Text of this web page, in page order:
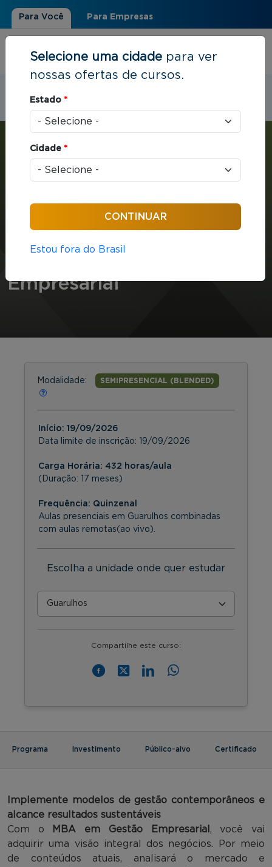
Para Você Para Empresas
Estudar em:Guarulhos, SP
Você está aqui
Empresarial
Modalidade: SEMIPRESENCIAL (BLENDED)
Início: 19/09/2026
Data limite de inscrição: 19/09/2026
Carga Horária: 432 horas/aula
(Duração: 17 meses)
Frequência: Quinzenal
Aulas presenciais em Guarulhos combinadas
com aulas remotas(ao vivo).
Escolha a unidade onde quer estudar
Compartilhe este curso:
Programa Investimento Público-alvo Certificado
Implemente modelos de gestão contemporâneos e
alcance resultados sustentáveis
Com o
MBA em Gestão Empresarial , você vai
adquirir uma visão integral dos negócios. Por meio
de conteúdos atuais, analisará o mercado e
Selecione uma cidade para ver
nossas ofertas de cursos.
Estado *
Cidade *
Estou fora do Brasil